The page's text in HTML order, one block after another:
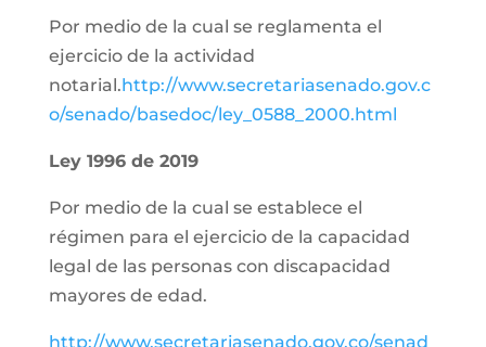
Por medio de la cual se reglamenta el
ejercicio de la actividad
notarial.http://www.secretariasenado.gov.c
o/senado/basedoc/ley_0588_2000.html
Ley 1996 de 2019
Por medio de la cual se establece el
régimen para el ejercicio de la capacidad
legal de las personas con discapacidad
mayores de edad.
http://www.secretariasenado.gov.co/senad